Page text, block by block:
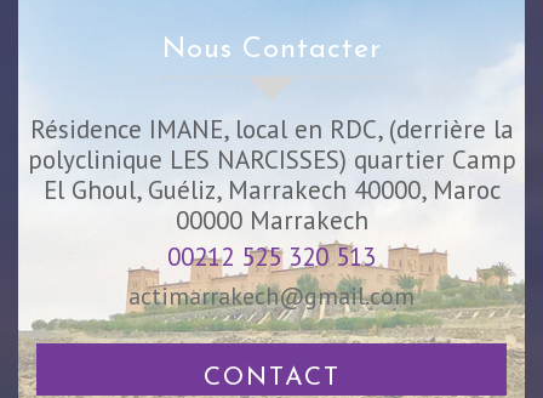
Nous Contacter
Résidence IMANE, local en RDC, (derrière la
polyclinique LES NARCISSES) quartier Camp
El Ghoul, Guéliz, Marrakech 40000, Maroc
00000 Marrakech
00212 525 320 513
actimarrakech@gmail.com
CONTACT